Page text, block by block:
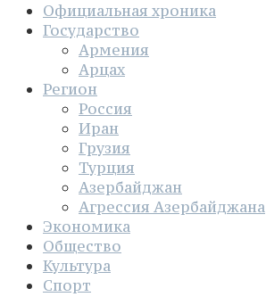
Официальная хроника
Государство
Армения
Арцах
Регион
Россия
Иран
Грузия
Турция
Азербайджан
Агрессия Азербайджана
Экономика
Общество
Культура
Спорт